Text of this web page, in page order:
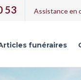
53 Assistance en
funéraires